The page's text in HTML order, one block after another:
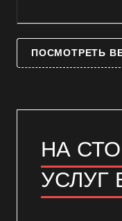
ПОСМОТРЕТЬ
НА
УСЛУГ